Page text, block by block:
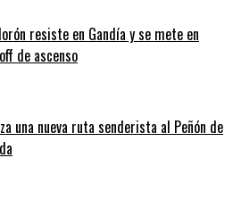
resiste en Gandía y se mete en
de ascenso
una nueva ruta senderista al Peñón de